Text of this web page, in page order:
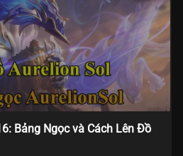
Bảng Ngọc và Cách Lên Đồ